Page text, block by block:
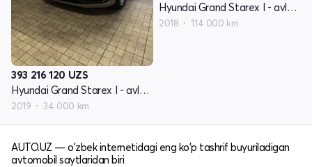
393 216 120 UZS
Hyundai Grand Starex I - avlod restayling 2
2019 34 000 km
Hyundai Grand Starex I - avlod restayling 2
2018 114 000 km
AUTO.UZ — o'zbek internetidagi eng ko'p tashrif buyuriladigan
avtomobil saytlaridan biri